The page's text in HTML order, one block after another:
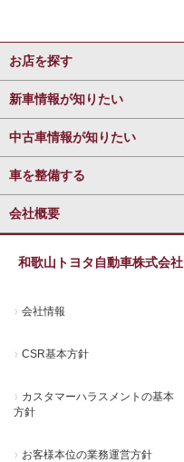
お店を探す
新車情報が知りたい
中古車情報が知りたい
車を整備する
会社概要
和歌山トヨタ自動車株式会社
会社情報
CSR基本方針
カスタマーハラスメントの基本
方針
お客様本位の業務運営方針